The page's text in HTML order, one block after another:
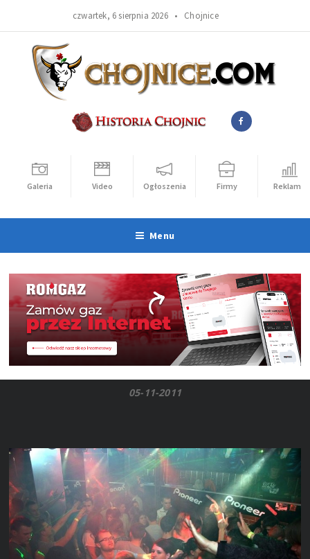
czwartek, 6 sierpnia 2026 • Chojnice
Galeria Video Ogłoszenia Firmy Reklama
Menu
05-11-2011